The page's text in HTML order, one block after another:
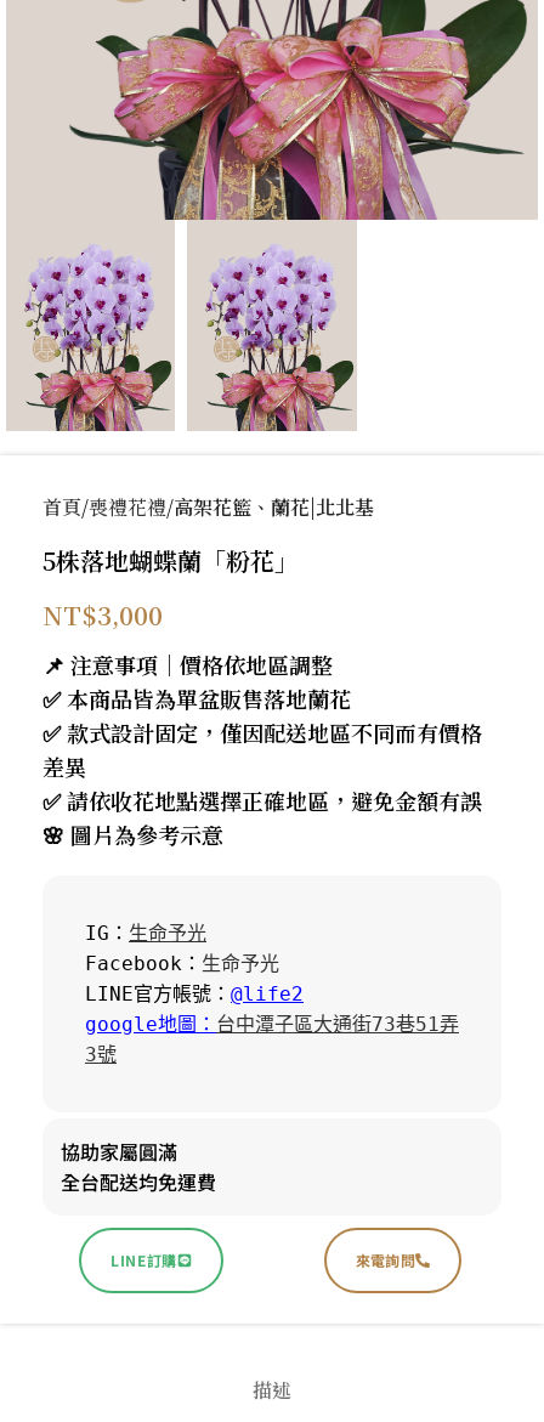
首頁 喪禮花禮 高架花籃、蘭花|北北基
5株落地蝴蝶蘭「粉花」
NT$3,000
📌 注意事項｜價格依地區調整
✅ 本商品皆為單盆販售落地蘭花
✅ 款式設計固定，僅因配送地區不同而有價格
差異
✅ 請依收花地點選擇正確地區，避免金額有誤
🌸 圖片為參考示意
IG： 生命予光
Facebook： 生命予光
LINE官方帳號： @life2
google地圖： 台中潭子區大通街73巷51弄
3號
協助家屬圓滿
全台配送均免運費
LINE訂購 來電詢問
描述